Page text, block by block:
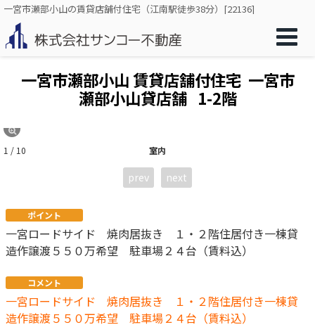
一宮市瀬部小山の賃貸店舗付住宅（江南駅徒歩38分）[22136]
一宮市瀬部小山 賃貸店舗付住宅 一宮市
瀬部小山貸店舗 1-2階
室内
1 / 10
prev next
ポイント
一宮ロードサイド 焼肉居抜き １・２階住居付き一棟貸
造作譲渡５５０万希望 駐車場２４台（賃料込）
コメント
一宮ロードサイド 焼肉居抜き １・２階住居付き一棟貸
造作譲渡５５０万希望 駐車場２４台（賃料込）